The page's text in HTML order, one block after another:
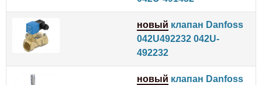
новый клапан Danfoss
042U492232 042U-
492232
новый клапан Danfoss